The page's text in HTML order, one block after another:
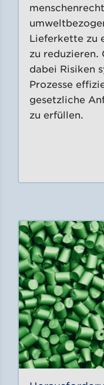
Lieferkette zu
zu reduzieren.
dabei Risiken
Prozesse
gesetzliche
zu erfüllen.